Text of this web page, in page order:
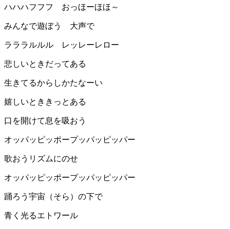
ハハハフフフ おっほーほほ～
みんなで遊ぼう 大声で
ラララルルル レッレーレロー
悲しいときだってある
生きてるからしかたなーい
嬉しいとききっとある
口を開けて息を吸おう
オッパッピッポープッパッピッパー
歌おうリズムにのせ
オッパッピッポープッパッピッパー
踊ろう宇宙（そら）の下で
青く光るエトワール